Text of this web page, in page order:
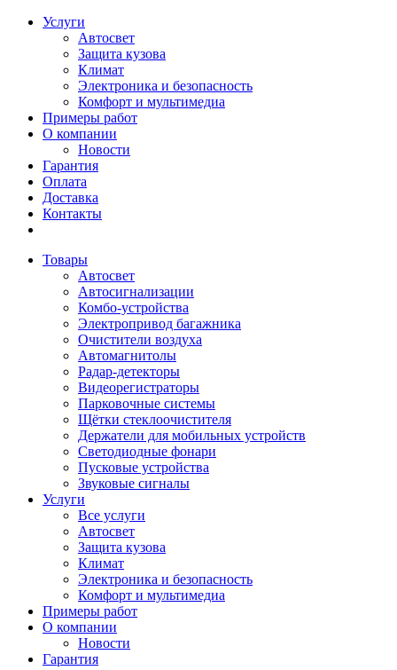
Услуги
Автосвет
Защита кузова
Климат
Электроника и безопасность
Комфорт и мультимедиа
Примеры работ
О компании
Новости
Гарантия
Оплата
Доставка
Контакты
Товары
Автосвет
Автосигнализации
Комбо-устройства
Электропривод багажника
Очистители воздуха
Автомагнитолы
Радар-детекторы
Видеорегистраторы
Парковочные системы
Щётки стеклоочистителя
Держатели для мобильных устройств
Светодиодные фонари
Пусковые устройства
Звуковые сигналы
Услуги
Все услуги
Автосвет
Защита кузова
Климат
Электроника и безопасность
Комфорт и мультимедиа
Примеры работ
О компании
Новости
Гарантия